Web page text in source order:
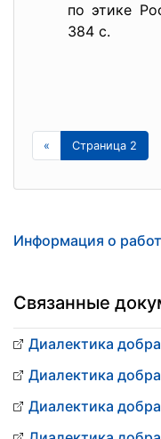
по этике
384 с.
« Страница 2
Информация о
Связанные
Диалектика
Диалектика
Диалектика